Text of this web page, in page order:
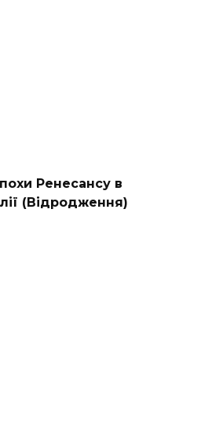
Ренесансу в
(Відродження)